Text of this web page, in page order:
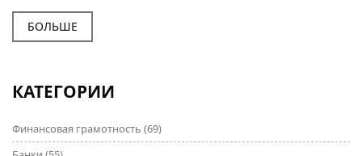
БОЛЬШЕ
КАТЕГОРИИ
Финансовая грамотность (69)